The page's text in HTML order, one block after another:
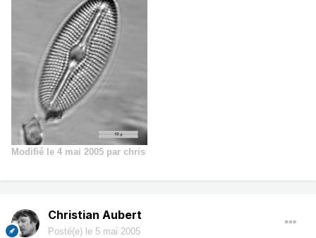
Modifié le 4 mai 2005 par chris
Christian Aubert
Posté(e) le 5 mai 2005